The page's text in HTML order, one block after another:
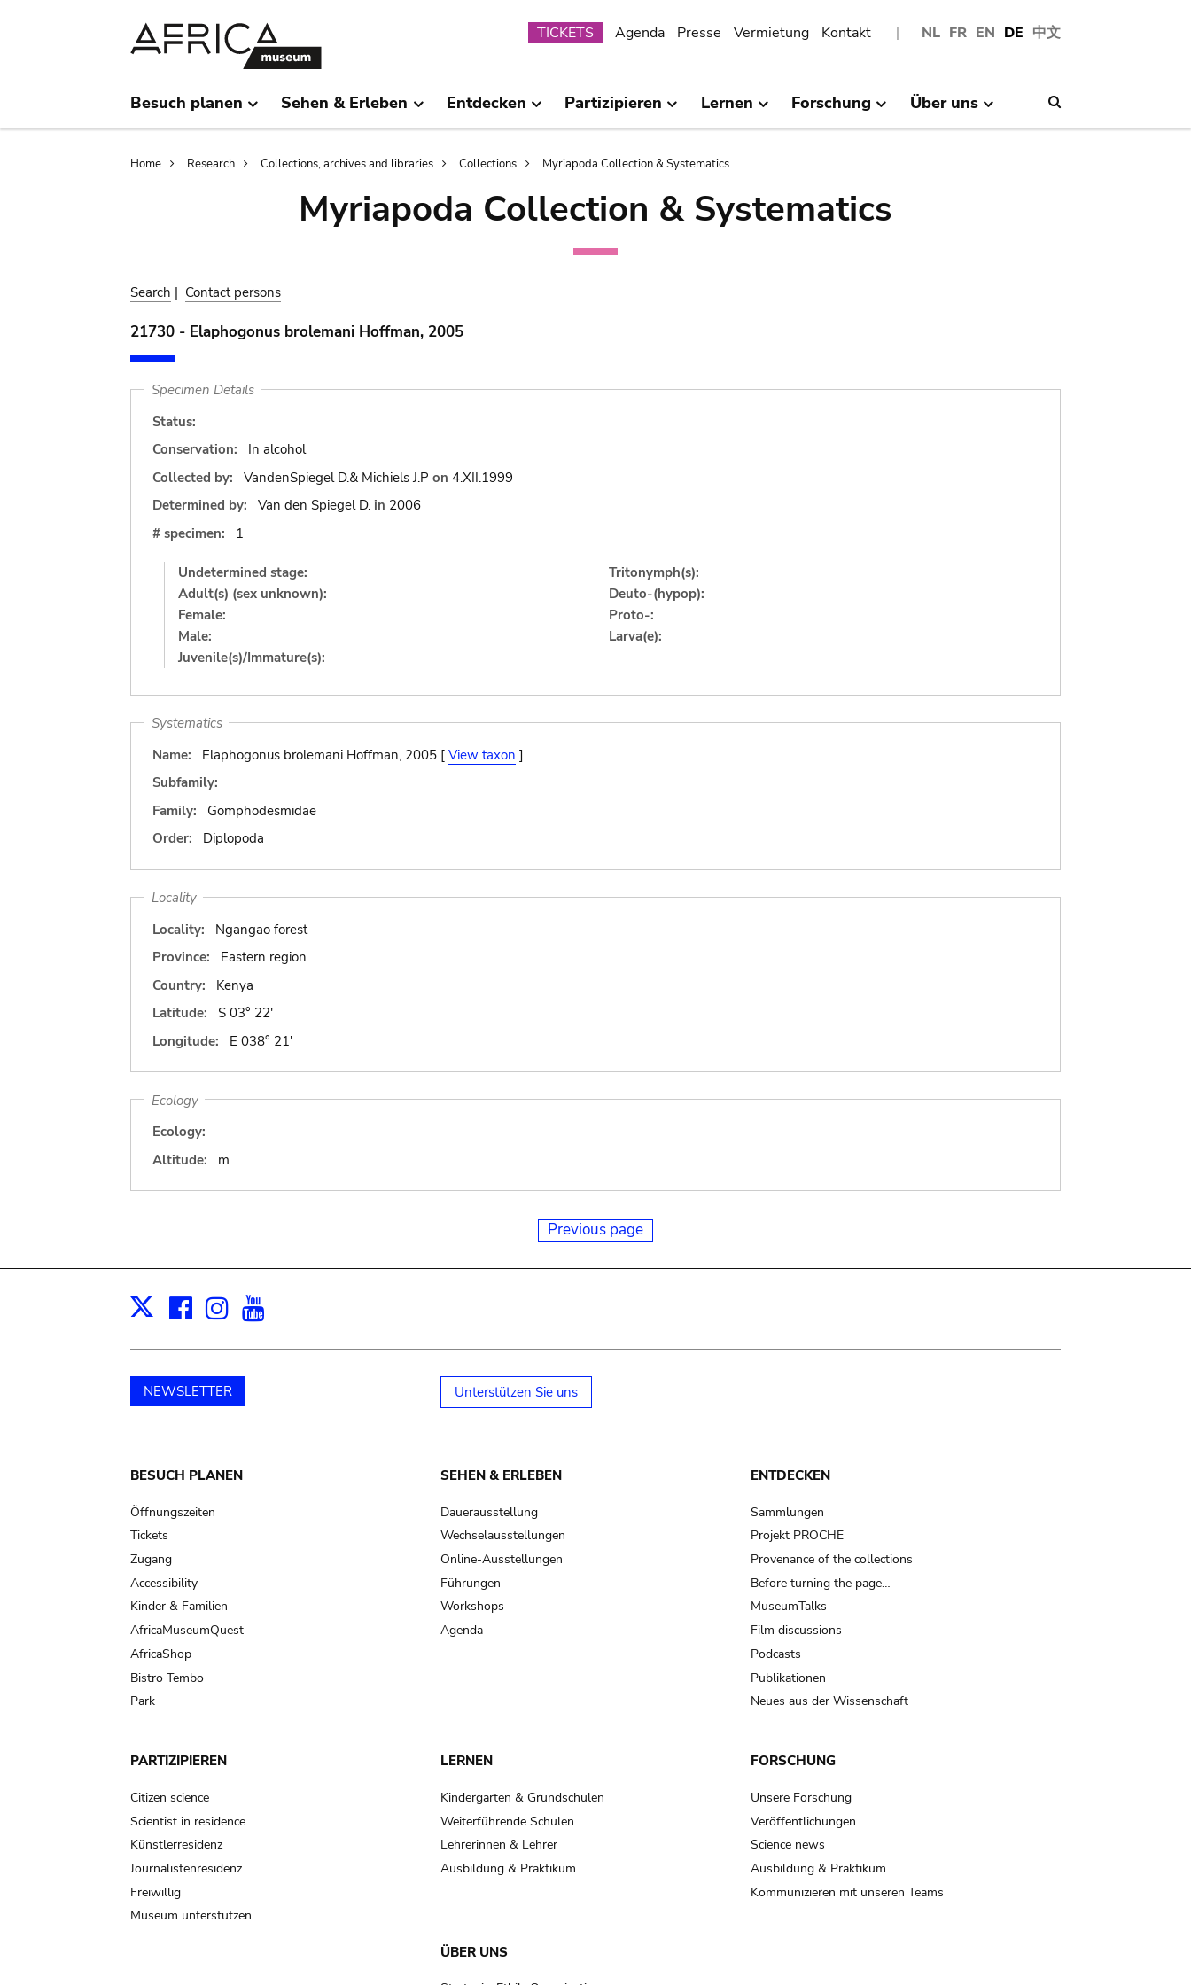
NL FR EN DE 中文
Submenu
TICKETS Agenda Presse Vermietung Kontakt
Besuch planen Sehen & Erleben Entdecken Partizipieren Lernen Forschung Über uns
Breadcrumb
Home Research Collections, archives and libraries Collections Myriapoda Collection & Systematics
Myriapoda Collection & Systematics
Search | Contact persons
21730 - Elaphogonus brolemani Hoffman, 2005
Specimen Details
Status:
Conservation:
In alcohol
Collected by:
VandenSpiegel D.& Michiels J.P on 4.XII.1999
Determined by:
Van den Spiegel D. in 2006
# specimen:
1
Undetermined stage:
Adult(s) (sex unknown):
Female:
Male:
Juvenile(s)/Immature(s):
Tritonymph(s):
Deuto-(hypop):
Proto-:
Larva(e):
Systematics
Name:
Elaphogonus brolemani Hoffman, 2005 [ View taxon ]
Subfamily:
Family:
Gomphodesmidae
Order:
Diplopoda
Locality
Locality:
Ngangao forest
Province:
Eastern region
Country:
Kenya
Latitude:
S 03° 22'
Longitude:
E 038° 21'
Ecology
Ecology:
Altitude:
m
Previous page
X Facebook
Instagram
NEWSLETTER Unterstützen Sie uns
Main
navigation
BESUCH PLANEN
Öffnungszeiten
Tickets
Zugang
Accessibility
Kinder & Familien
AfricaMuseumQuest
AfricaShop
Bistro Tembo
Park
SEHEN & ERLEBEN
Dauerausstellung
Wechselausstellungen
Online-Ausstellungen
Führungen
Workshops
Agenda
ENTDECKEN
Sammlungen
Projekt PROCHE
Provenance of the collections
Before turning the page…
MuseumTalks
Film discussions
Podcasts
Publikationen
Neues aus der Wissenschaft
PARTIZIPIEREN
Citizen science
Scientist in residence
Künstlerresidenz
Journalistenresidenz
Freiwillig
Museum unterstützen
LERNEN
Kindergarten & Grundschulen
Weiterführende Schulen
Lehrerinnen & Lehrer
Ausbildung & Praktikum
FORSCHUNG
Unsere Forschung
Veröffentlichungen
Science news
Ausbildung & Praktikum
Kommunizieren mit unseren Teams
ÜBER UNS